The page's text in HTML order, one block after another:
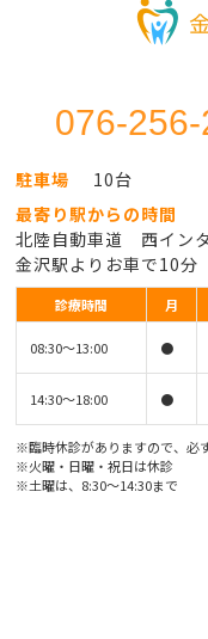
076-
駐車場
10台
最寄り駅からの時間
北陸自動車道 西イン
金沢駅よりお車で10分
診療時間 月
08:30〜13:00 ●
14:30〜18:00 ●
※臨時休診がありますので、必
※火曜・日曜・祝日は休診
※土曜は、8:30〜14:30まで